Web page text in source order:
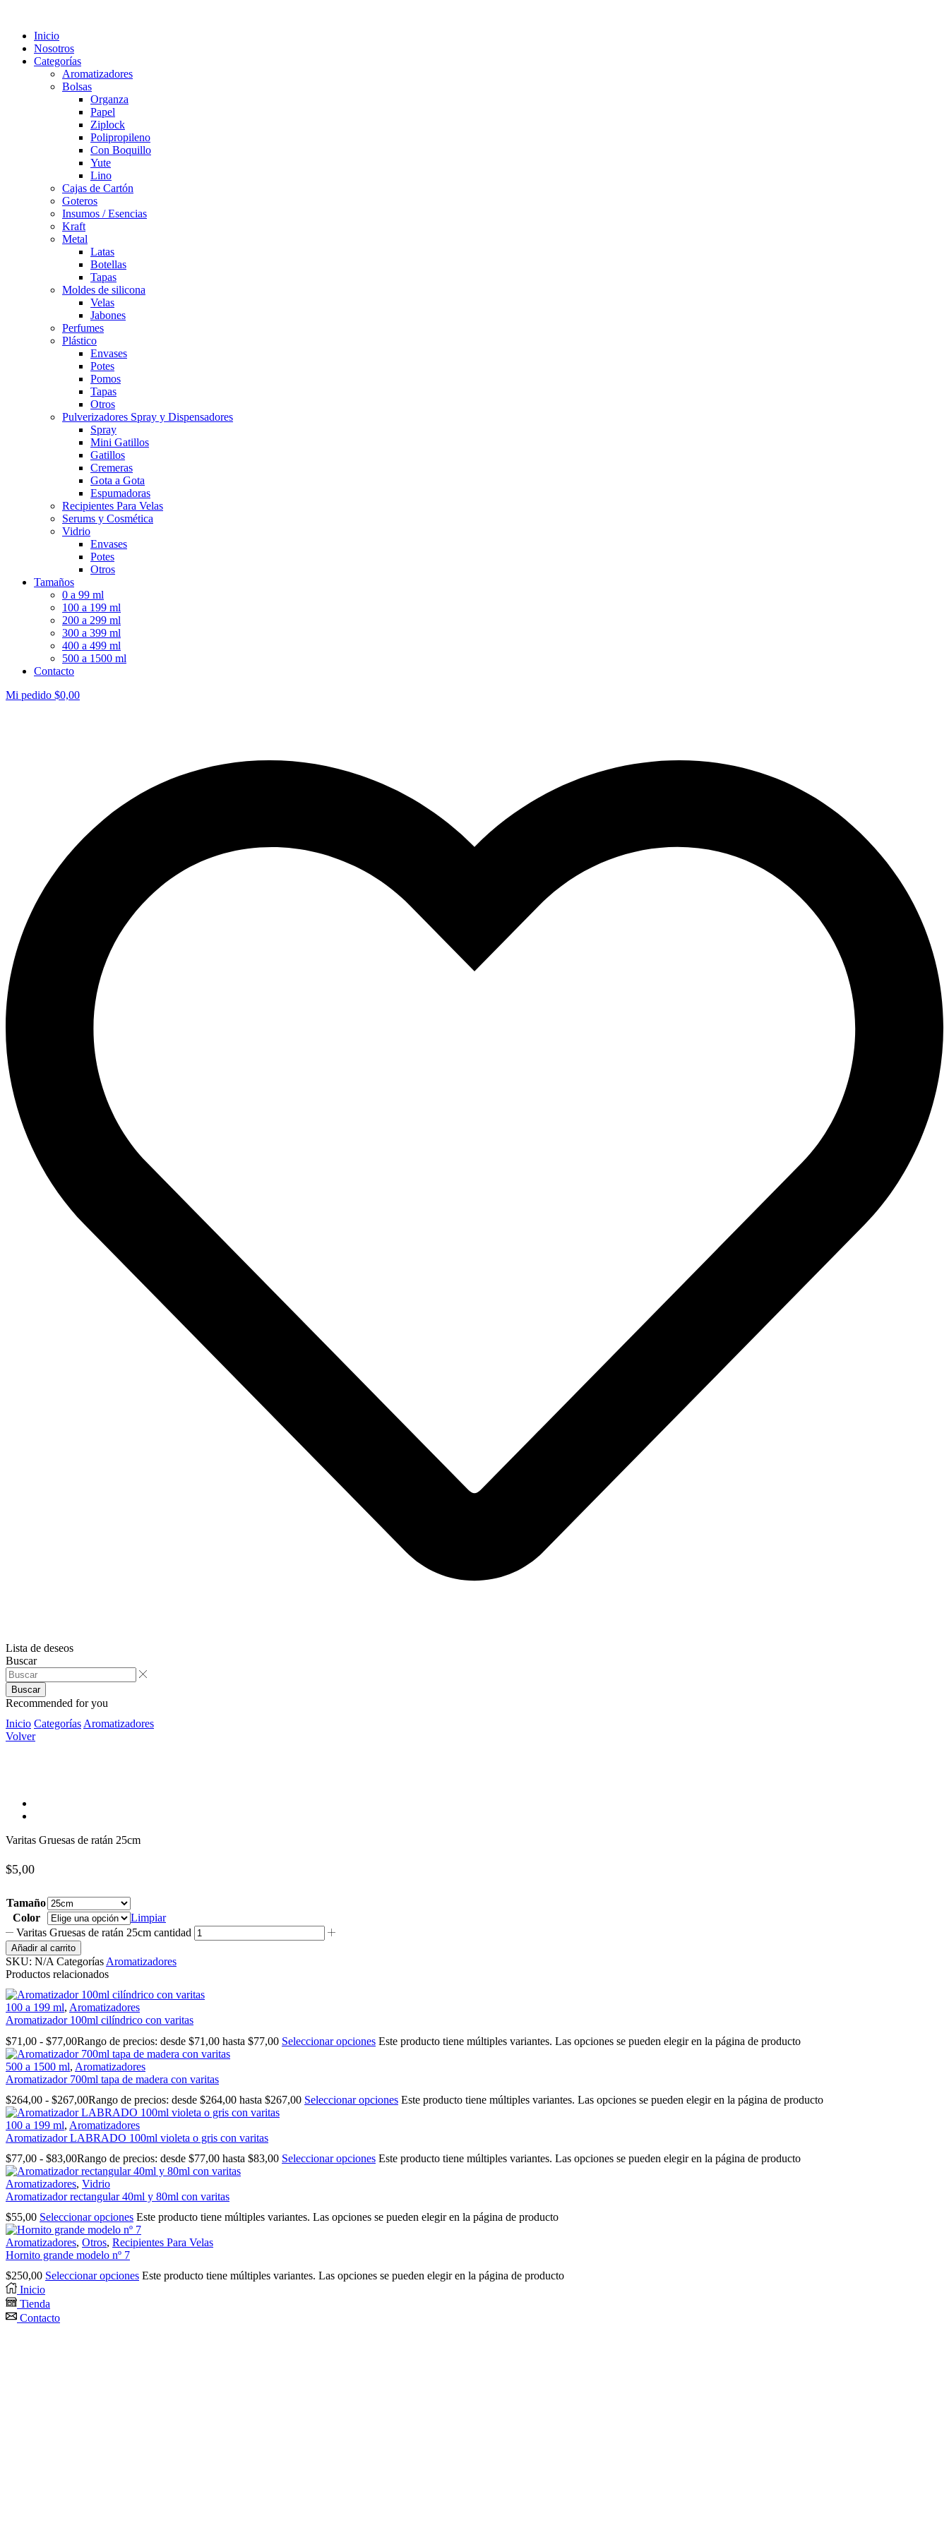
Inicio
Nosotros
Categorías
Aromatizadores
Bolsas
Organza
Papel
Ziplock
Polipropileno
Con Boquillo
Yute
Lino
Cajas de Cartón
Goteros
Insumos / Esencias
Kraft
Metal
Latas
Botellas
Tapas
Moldes de silicona
Velas
Jabones
Perfumes
Plástico
Envases
Potes
Pomos
Tapas
Otros
Pulverizadores Spray y Dispensadores
Spray
Mini Gatillos
Gatillos
Cremeras
Gota a Gota
Espumadoras
Recipientes Para Velas
Serums y Cosmética
Vidrio
Envases
Potes
Otros
Tamaños
0 a 99 ml
100 a 199 ml
200 a 299 ml
300 a 399 ml
400 a 499 ml
500 a 1500 ml
Contacto
Mi pedido $0,00
Lista de deseos
Buscar
Buscar
Recommended for you
Inicio Categorías Aromatizadores
Volver
Varitas Gruesas de ratán 25cm
$5,00
Tamaño
Color
Limpiar
Varitas Gruesas de ratán 25cm cantidad
Añadir al carrito
SKU: N/A Categorías Aromatizadores
Productos relacionados
100 a 199 ml, Aromatizadores
Aromatizador 100ml cilíndrico con varitas
$71,00 - $77,00Rango de precios: desde $71,00 hasta $77,00 Seleccionar opciones Este producto tiene múltiples variantes. Las opciones se pueden elegir en la página de producto
500 a 1500 ml, Aromatizadores
Aromatizador 700ml tapa de madera con varitas
$264,00 - $267,00Rango de precios: desde $264,00 hasta $267,00 Seleccionar opciones Este producto tiene múltiples variantes. Las opciones se pueden elegir en la página de producto
100 a 199 ml, Aromatizadores
Aromatizador LABRADO 100ml violeta o gris con varitas
$77,00 - $83,00Rango de precios: desde $77,00 hasta $83,00 Seleccionar opciones Este producto tiene múltiples variantes. Las opciones se pueden elegir en la página de producto
Aromatizadores, Vidrio
Aromatizador rectangular 40ml y 80ml con varitas
$55,00 Seleccionar opciones Este producto tiene múltiples variantes. Las opciones se pueden elegir en la página de producto
Aromatizadores, Otros, Recipientes Para Velas
Hornito grande modelo nº 7
$250,00 Seleccionar opciones Este producto tiene múltiples variantes. Las opciones se pueden elegir en la página de producto
Inicio
Tienda
Contacto